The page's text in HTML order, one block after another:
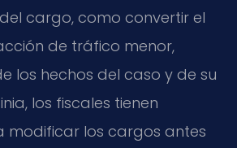
cargo, como convertir el
de tráfico menor,
los hechos del caso y de su
los fiscales tienen
modificar los cargos antes